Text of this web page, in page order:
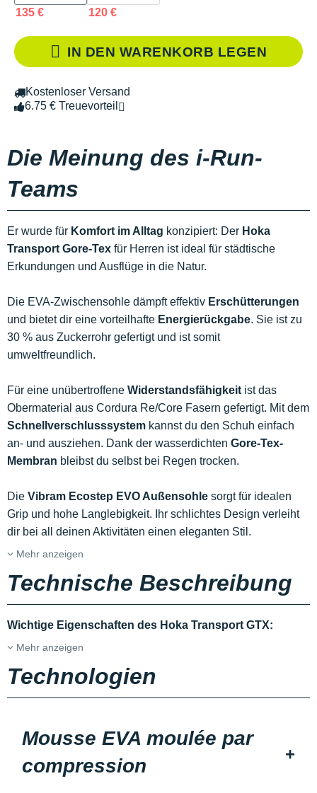
135 € 120 €
IN DEN WARENKORB LEGEN
Kostenloser Versand
6.75 € Treuevorteil
Die Meinung des i-Run-
Teams
Er wurde für Komfort im Alltag konzipiert: Der Hoka
Transport Gore-Tex für Herren ist ideal für städtische
Erkundungen und Ausflüge in die Natur.
Die EVA-Zwischensohle dämpft effektiv Erschütterungen
und bietet dir eine vorteilhafte Energierückgabe. Sie ist zu
30 % aus Zuckerrohr gefertigt und ist somit
umweltfreundlich.
Für eine unübertroffene Widerstandsfähigkeit ist das
Obermaterial aus Cordura Re/Core Fasern gefertigt. Mit dem
Schnellverschlusssystem kannst du den Schuh einfach
an- und ausziehen. Dank der wasserdichten Gore-Tex-
Membran bleibst du selbst bei Regen trocken.
Die Vibram Ecostep EVO Außensohle sorgt für idealen
Grip und hohe Langlebigkeit. Ihr schlichtes Design verleiht
dir bei all deinen Aktivitäten einen eleganten Stil.
Mehr anzeigen
Technische Beschreibung
Wichtige Eigenschaften des Hoka Transport GTX:
Mehr anzeigen
Technologien
Mousse EVA moulée par
compression